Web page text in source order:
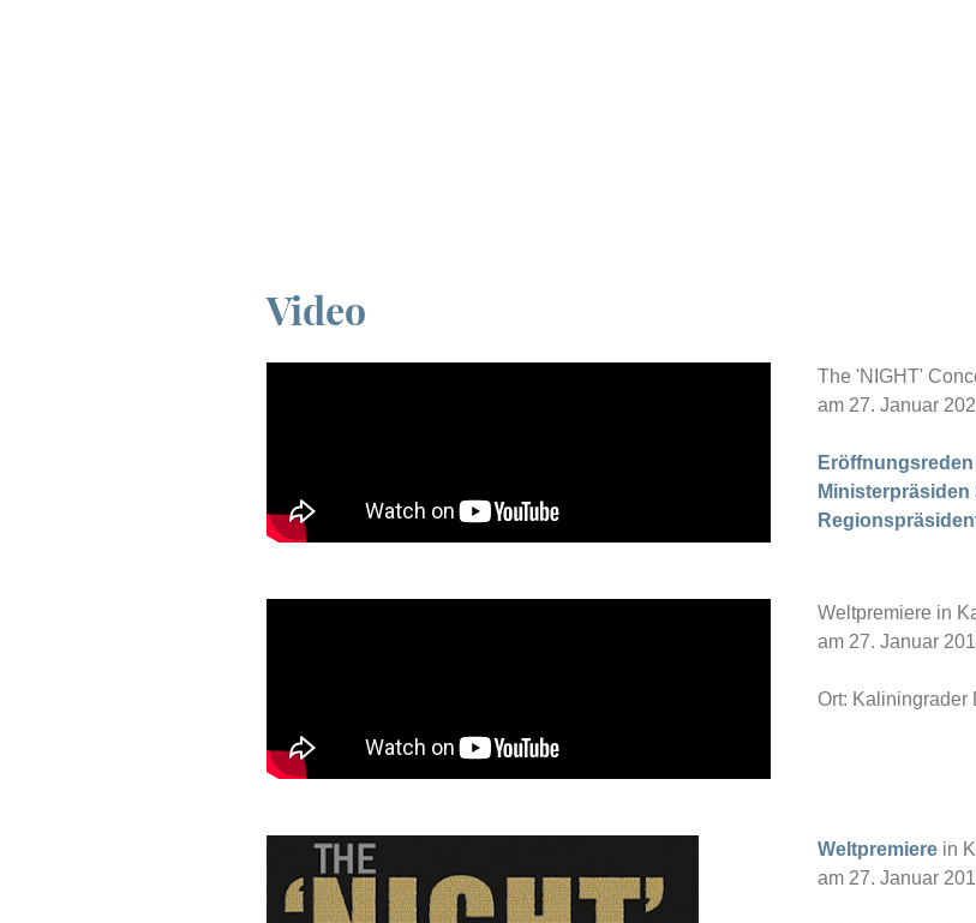
Video
The 'NIGHT'
am 27. Januar
Weltpremiere in
am 27. Januar
Ort: Kaliningrader
Weltpremiere in
am 27. Januar